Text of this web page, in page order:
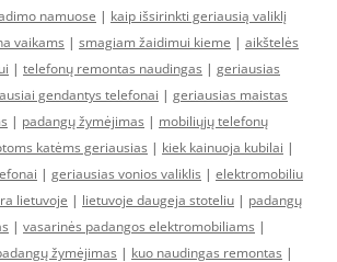
namuose | kaip išsirinkti geriausią valiklį
vaikams | smagiam žaidimui kieme | aikštelės
| telefonų remontas naudingas | geriausias
gendantys telefonai | geriausias maistas
| padangų žymėjimas | mobiliųjų telefonų
katėms geriausias | kiek kainuoja kubilai |
| geriausias vonios valiklis | elektromobiliu
lietuvoje | lietuvoje daugeja stoteliu | padangų
| vasarinės padangos elektromobiliams |
žymėjimas | kuo naudingas remontas |